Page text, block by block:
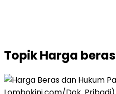
TopikHarga beras